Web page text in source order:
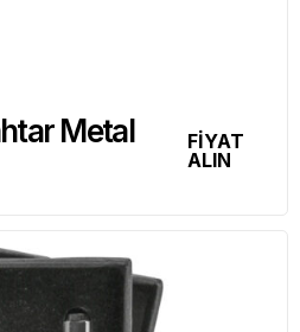
Metal
FİYAT
ALIN